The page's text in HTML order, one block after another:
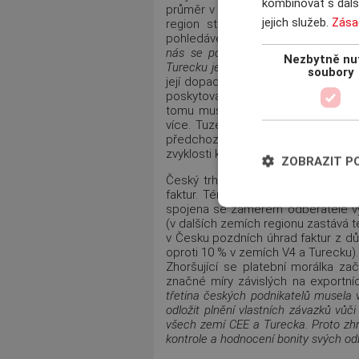
průměr v regionu CEE. Jak ale
region střední a východní
pohledávek po datu splatnosti na
nás se pozdní úhrada týká
Turecku je pr
r zhruba 43 %.“
její dopady potvrzuje i to, že v
poskytovaná platební podmínka
tomu museli čeští dodavatelé
více. Tuzemské faktury po
předchozím roce, což odpovídá
zvyklosti kratších splatností.
Český trh je podle respondentů
faktur. Téměř polovina
spojena se záměrem odběratele
(v dalších zemích regionu zastává
v Česku pozdních úhrad faktur z
oproti 10 % v zemích V4 a Turecku).
Zhoršující se platební morálka
značné míry závislých na
třetinačeských podnikatelůmusela
odložit plnění vlastních závazků vůči
všech zemí CEE a Turecka. Proto
kontrole a hodnocení bonity svých
kombinovat s
jejich služeb.
Nezbytně
soubory
ZOBRAZIT